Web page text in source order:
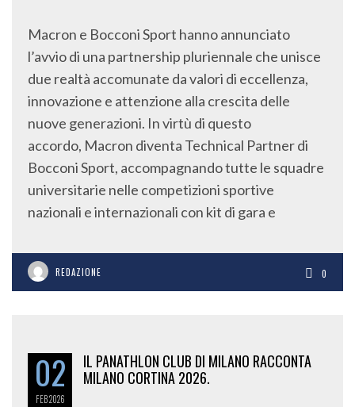
Macron e Bocconi Sport hanno annunciato
l’avvio di una partnership pluriennale che unisce
due realtà accomunate da valori di eccellenza,
innovazione e attenzione alla crescita delle
nuove generazioni. In virtù di questo
accordo, Macron diventa Technical Partner di
Bocconi Sport, accompagnando tutte le squadre
universitarie nelle competizioni sportive
nazionali e internazionali con kit di gara e
REDAZIONE 0
02
FEB2026
IL PANATHLON CLUB DI MILANO RACCONTA
MILANO CORTINA 2026.